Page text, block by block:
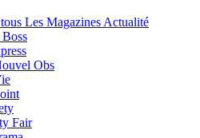
Les Magazines Actualité
Obs
Fair